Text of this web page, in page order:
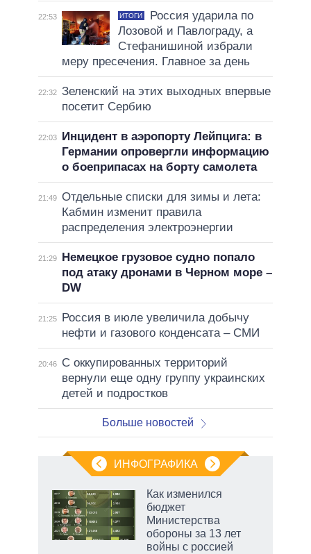
22:53 ИТОГИ
Россия ударила по
Лозовой и Павлограду, а
Стефанишиной избрали
меру пресечения. Главное за день
22:32 Зеленский на этих выходных впервые
посетит Сербию
22:03
Инцидент в аэропорту Лейпцига: в
Германии опровергли информацию
о боеприпасах на борту самолета
21:49 Отдельные списки для зимы и лета:
Кабмин изменит правила
распределения электроэнергии
21:29
Немецкое грузовое судно попало
под атаку дронами в Черном море –
DW
21:25
Россия в июле увеличила добычу
нефти и газового конденсата – СМИ
20:46
С оккупированных территорий
вернули еще одну группу украинских
детей и подростков
Больше новостей
ИНФОГРАФИКА
Как изменился
бюджет
Министерства
обороны за 13 лет
войны с россией